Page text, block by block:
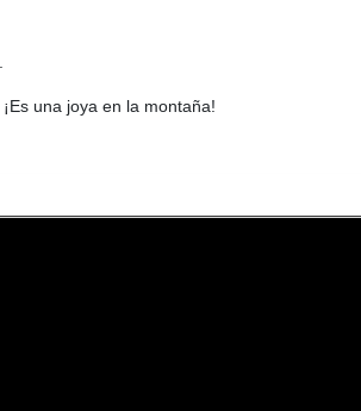
una joya en la montaña!